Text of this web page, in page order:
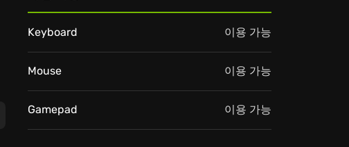
Keyboard 이용 가능
Mouse 이용 가능
Gamepad 이용 가능